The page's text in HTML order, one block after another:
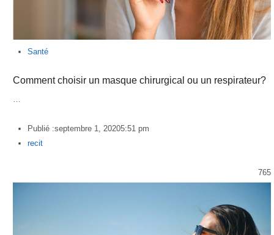
Santé
Comment choisir un masque chirurgical ou un respirateur?
…
Publié :septembre 1, 20205:51 pm
Author
recit
765